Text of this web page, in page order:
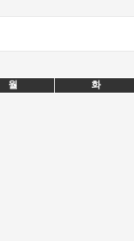
월 화